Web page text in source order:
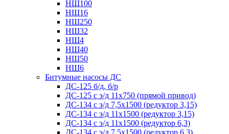
НШ100
НШ16
НШ250
НШ32
НШ4
НШ40
НШ50
НШ6
Битумные насосы ДС
ДС-125 б/д, б/р
ДС-125 с э/д 11х750 (прямой привод)
ДС-134 с э/д 7,5х1500 (редуктор 3,15)
ДС-134 с э/д 11х1500 (редуктор 3,15)
ДС-134 с э/д 11х1500 (редуктор 6,3)
ДС-134 с э/д 7,5х1500 (редуктор 6,3)